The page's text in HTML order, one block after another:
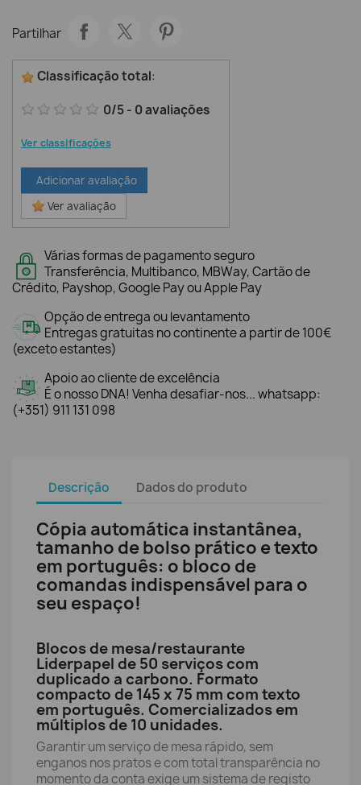
Partilhar
Classificação total:
0/5- 0avaliações
Ver classificações
Adicionar avaliação
Ver avaliação
Várias formas de pagamento seguro
Transferência, Multibanco, MBWay, Cartão de
Crédito, Payshop, Google Pay ou Apple Pay
Opção de entrega ou levantamento
Entregas gratuitas no continente a partir de 100€
(exceto estantes)
Apoio ao cliente de excelência
É o nosso DNA! Venha desafiar-nos... whatsapp:
(+351) 911 131 098
Descrição Dados do produto
Cópia automática instantânea,
tamanho de bolso prático e texto
em português: o bloco de
comandas indispensável para o
seu espaço!
Blocos de mesa/restaurante
Liderpapel de 50 serviços com
duplicado a carbono. Formato
compacto de 145 x 75 mm com texto
em português. Comercializados em
múltiplos de 10 unidades.
Garantir um serviço de mesa rápido, sem
enganos nos pratos e com total transparência no
momento da conta exige um sistema de registo